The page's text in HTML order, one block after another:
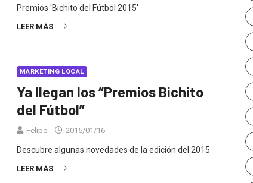
Premios 'Bichito del Fútbol 2015'
LEER MÁS
MARKETING LOCAL
Ya llegan los “Premios Bichito
del Fútbol”
Felipe 2015/01/16
Descubre algunas novedades de la edición del 2015
LEER MÁS